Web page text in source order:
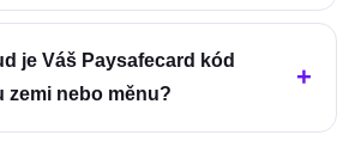
je Váš Paysafecard kód
zemi nebo měnu?